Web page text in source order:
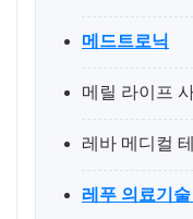
메드트로닉
메릴 라이프
레바 메디컬
레푸 의료기